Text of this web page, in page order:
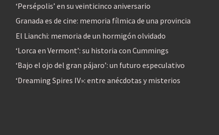
‘Persépolis’ en su veinticinco aniversario
Granada es de cine: memoria fílmica de una provincia
El Lianchi: memoria de un hormigón olvidado
‘Lorca en Vermont’: su historia con Cummings
‘Bajo el ojo del gran pájaro’: un futuro especulativo
‘Dreaming Spires IV»: entre anécdotas y misterios